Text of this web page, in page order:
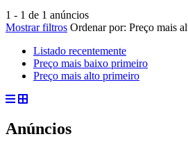
1 - 1 de 1 anúncios
Mostrar filtros Ordenar por: Preço mais
Listado recentemente
Preço mais baixo primeiro
Preço mais alto primeiro
Anúncios